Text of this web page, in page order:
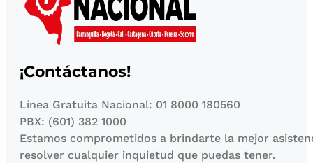
¡Contáctanos!
Línea Gratuita Nacional: 01 8000 180560
PBX: (601) 382 1000
Estamos comprometidos a brindarte la mejor
resolver cualquier inquietud que puedas tener.